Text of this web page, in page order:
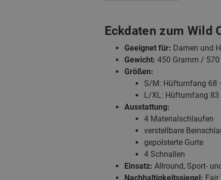
Eckdaten zum Wild
Geeignet für: Damen und
Gewicht: 450 Gramm / 570
Größen:
S/M: Hüftumfang 68
L/XL: Hüftumfang
Ausstattung:
4 Materialschlaufen
verstellbare
gepolsterte Gurte
4 Schnallen
Einsatz: Allround, Sport-
Nachhaltigkeitssiegel: Fair